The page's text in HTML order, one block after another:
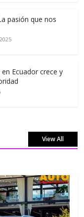
pasión que nos
Ecuador crece y
View All